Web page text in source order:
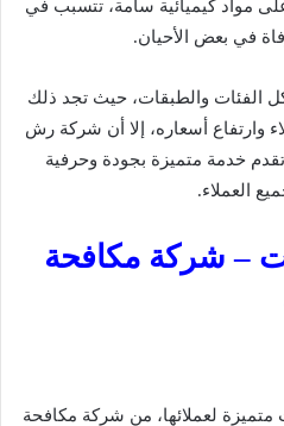
مواد كيميائية سامة، تتسبب في
في بعض الأحيان.
الفئات والطبقات، حيث تجد ذلك
وارتفاع أسعاره، إلا أن شركة رش
خدمة متميزة بجودة وحرفية
العملاء.
شركة مكافحة
لعملائها، من شركة مكافحة